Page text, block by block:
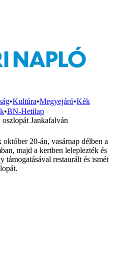
•Kultúra•Megyejáró•Kék
•BN-Hetilap
Jankafalván
20-án, vasárnap délben a
majd a kertben leleplezték és
támogatásával restaurált és ismét